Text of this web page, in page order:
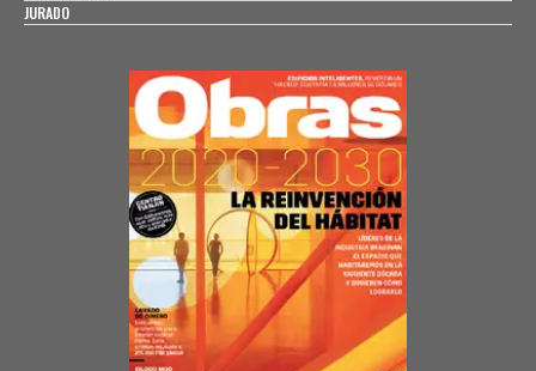
JURADO